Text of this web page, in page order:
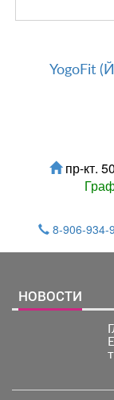
YogoFit
пр-кт.
8-906-934-
НОВОСТИ